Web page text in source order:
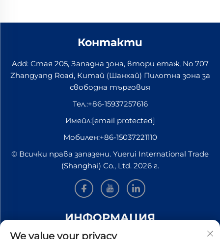
Контакти
Add: Стая 205, Западна зона, втори етаж, No 707
Zhangyang Road, Китай (Шанхай) Пилотна зона за
свободна търговия
Тел.:+86-15937257616
Имейл:[email protected]
Мобилен:+86-15037221110
© Всички права запазени. Yuerui International Trade
(Shanghai) Co., Ltd. 2026 г.
ИНФОРМАЦИЯ
We value your privacy